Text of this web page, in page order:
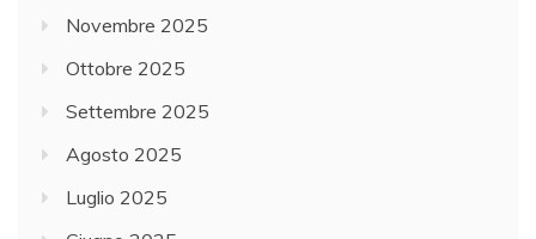
Novembre 2025
Ottobre 2025
Settembre 2025
Agosto 2025
Luglio 2025